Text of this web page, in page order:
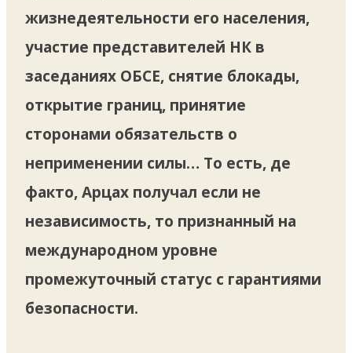
жизнедеятельности его населения,
участие представителей НК в
заседаниях ОБСЕ, снятие блокады,
открытие границ, принятие
сторонами обязательств о
неприменении силы… То есть, де
факто, Арцах получал если не
независимость, то признанный на
международном уровне
промежуточный статус с гарантиями
безопасности.